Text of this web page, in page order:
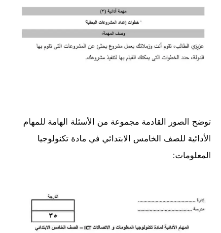
توضح الصور القادمة مجموعة من الأسئلة الهامة للمهام
الأدائية للصف الخامس الابتدائي في مادة تكنولوجيا
المعلومات: